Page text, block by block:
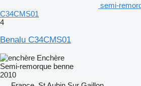
semi-
C34CMS01
4
Benalu C34CMS01
Enchère
Semi-remorque benne
2010